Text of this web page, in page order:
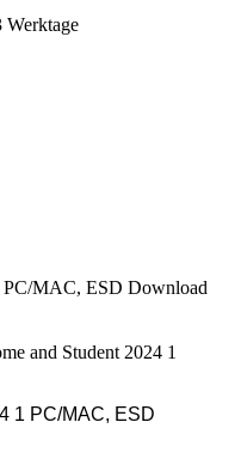
Werktage
PC/MAC, ESD Download
and Student 2024 1
1 PC/MAC, ESD